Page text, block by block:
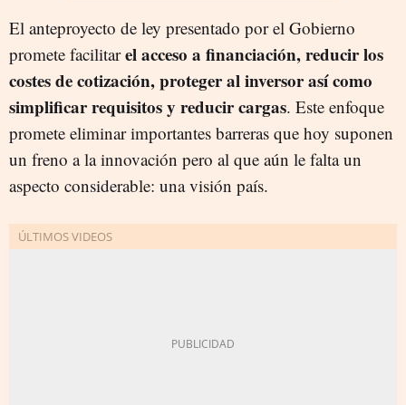
El anteproyecto de ley presentado por el Gobierno
promete facilitarel acceso a financiación, reducir los
costes de cotización, proteger al inversor así como
simplificar requisitos y reducir cargas. Este enfoque
promete eliminar importantes barreras que hoy suponen
un freno a la innovación pero al que aún le falta un
aspecto considerable: una visión país.